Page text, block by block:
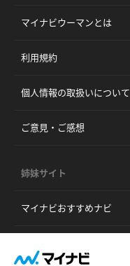
マイナビウーマンとは
利用規約
個人情報の取扱いについて
ご意見・ご感想
姉妹サイト
マイナビおすすめナビ